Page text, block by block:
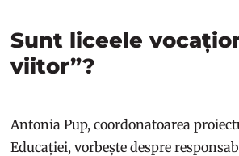
Sunt liceele
viitor”?
Antonia Pup, coordonatoarea
Educației, vorbește despre